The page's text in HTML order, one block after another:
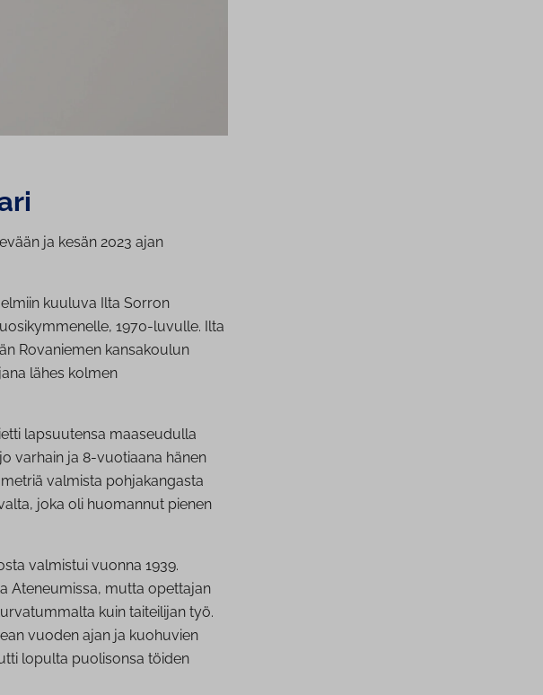
ja kesän 2023 ajan
kuuluva Ilta Sorron
1970-luvulle. Ilta
Rovaniemen kansakoulun
lähes kolmen
lapsuutensa maaseudulla
varhain ja 8-vuotiaana hänen
valmista pohjakangasta
joka oli huomannut pienen
valmistui vuonna 1939.
Ateneumissa, mutta opettajan
kuin taiteilijan työ.
vuoden ajan ja kuohuvien
lopulta puolisonsa töiden